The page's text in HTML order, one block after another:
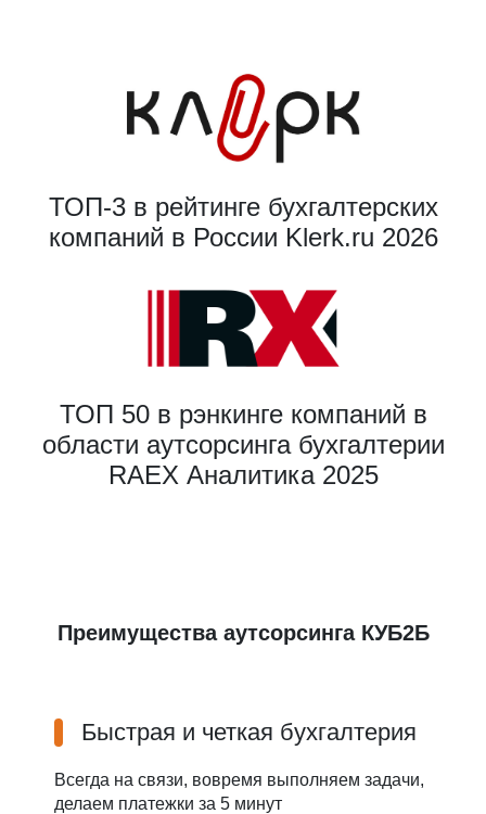
ТОП-3 в рейтинге бухгалтерских
компаний в России Klerk.ru 2026
ТОП 50 в рэнкинге компаний в
области аутсорсинга бухгалтерии
RAEX Аналитика 2025
Преимущества аутсорсинга КУБ2Б
Быстрая и четкая бухгалтерия
Всегда на связи, вовремя выполняем задачи,
делаем платежки за 5 минут